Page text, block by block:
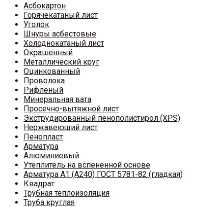
Асбокартон
Горячекатаный лист
Уголок
Шнуры асбестовые
Холоднокатаный лист
Окрашенный
Металлический круг
Оцинкованный
Проволока
Рифленый
Минеральная вата
Просечно-вытяжной лист
Экструдированный пенополистирол (XPS)
Нержавеющий лист
Пенопласт
Арматура
Алюминиевый
Утеплитель на вспененной основе
Арматура A1 (A240) ГОСТ 5781-82 (гладкая)
Квадрат
Трубная теплоизоляция
Труба круглая